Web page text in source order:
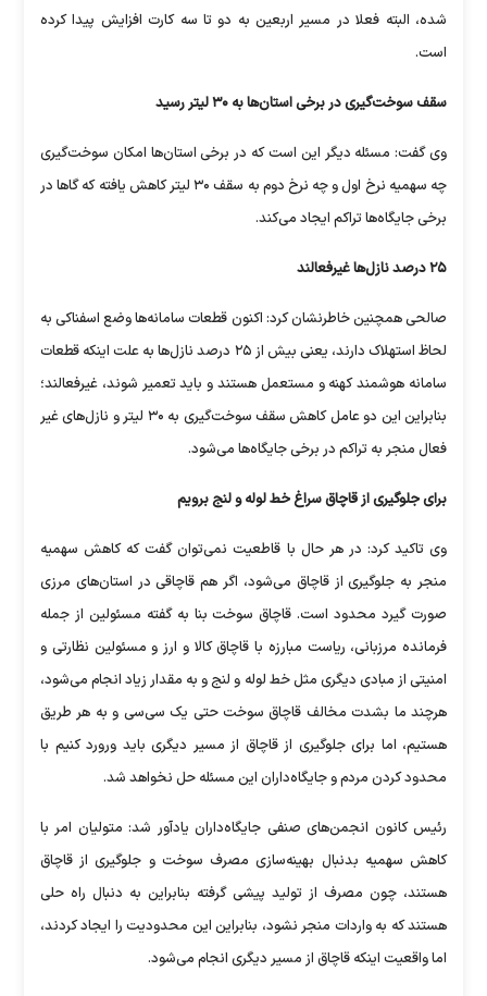
شده، البته فعلا در مسیر اربعین به دو تا سه کارت افزایش پیدا کرده
است.
سقف سوخت‌گیری در برخی استان‌ها به ۳۰ لیتر رسید
وی گفت: مسئله دیگر این است که در برخی استان‌ها امکان سوخت‌گیری
چه سهمیه نرخ اول و چه نرخ دوم به سقف ۳۰ لیتر کاهش یافته که گا‌ها در
برخی جایگاه‌ها تراکم ایجاد می‌کند.
۲۵ درصد نازل‌ها غیرفعالند
صالحی همچنین خاطرنشان کرد: اکنون قطعات سامانه‌ها وضع اسفناکی به
لحاظ استهلاک دارند، یعنی بیش از ۲۵ درصد نازل‌ها به علت اینکه قطعات
سامانه هوشمند کهنه و مستعمل هستند و باید تعمیر شوند، غیرفعالند؛
بنابراین این دو عامل کاهش سقف سوخت‌گیری به ۳۰ لیتر و نازل‌های غیر
فعال منجر به تراکم در برخی جایگاه‌ها می‌شود.
برای جلوگیری از قاچاق سراغ خط لوله و لنج برویم
وی تاکید کرد: در هر حال با قاطعیت نمی‌توان گفت که کاهش سهمیه
منجر به جلوگیری از قاچاق می‌شود، اگر هم قاچاقی در استان‌های مرزی
صورت گیرد محدود است. قاچاق سوخت بنا به گفته مسئولین از جمله
فرمانده مرزبانی، ریاست مبارزه با قاچاق کالا و ارز و مسئولین نظارتی و
امنیتی از مبادی دیگری مثل خط لوله و لنج و به مقدار زیاد انجام می‌شود،
هرچند ما بشدت مخالف قاچاق سوخت حتی یک سی‌سی و به هر طریق
هستیم، اما برای جلوگیری از قاچاق از مسیر دیگری باید ورورد کنیم با
محدود کردن مردم و جایگاه‌داران این مسئله حل نخواهد شد.
رئیس کانون انجمن‌های صنفی جایگاه‌داران یادآور شد: متولیان امر با
کاهش سهمیه بدنبال بهینه‌سازی مصرف سوخت و جلوگیری از قاچاق
هستند، چون مصرف از تولید پیشی گرفته بنابراین به دنبال راه حلی
هستند که به واردات منجر نشود، بنابراین این محدودیت را ایجاد کردند،
اما واقعیت اینکه قاچاق از مسیر دیگری انجام می‌شود.